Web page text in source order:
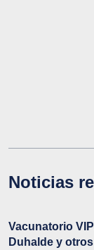
Noticias
Vacunatorio
Duhalde y